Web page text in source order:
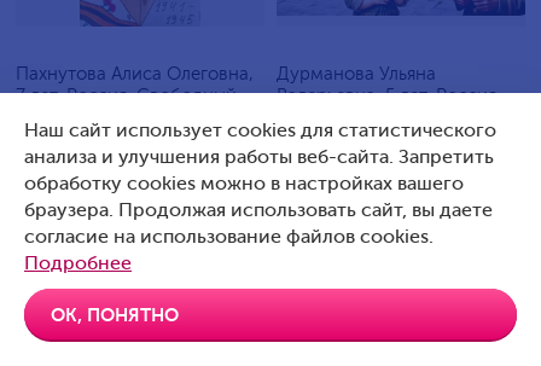
Пахнутова Алиса Олеговна,
7 лет, Россия, Свободный
Дурманова Ульяна
Валерьевна, 5 лет, Россия,
Наш сайт использует cookies для статистического
анализа и улучшения работы веб-сайта. Запретить
обработку cookies можно в настройках вашего
браузера. Продолжая использовать сайт, вы даете
согласие на использование файлов cookies.
Подробнее
ОК, ПОНЯТНО